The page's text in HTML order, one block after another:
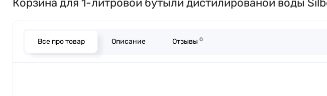
Корзина для 1-литровой бутыли дистилированой воды
Все про товар Описание Отзывы 0